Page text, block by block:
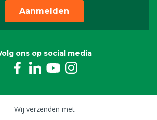
Aanmelden
ons op social media
Wij verzenden met